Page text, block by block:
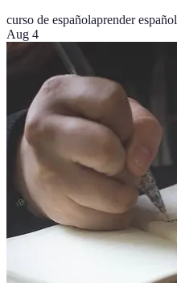
curso de españolaprender español
Aug 4